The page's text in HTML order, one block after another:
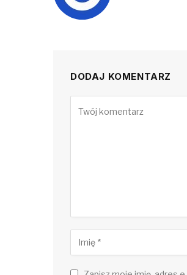
DODAJ KOMENTARZ